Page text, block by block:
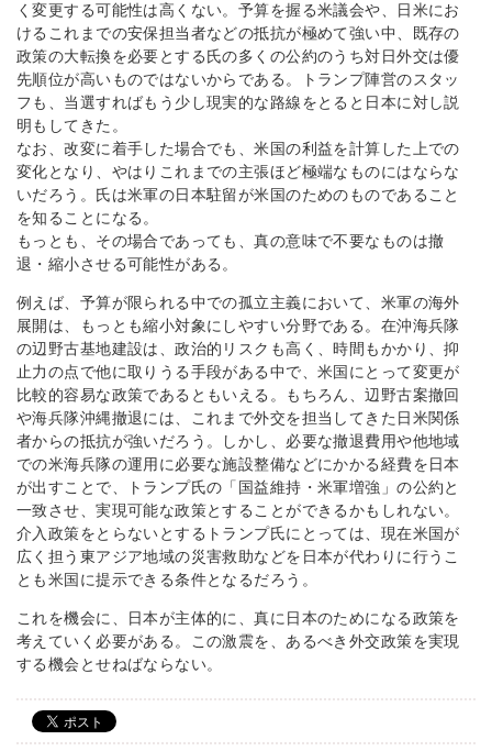
く変更する可能性は高くない。予算を握る米議会や、日米にお
けるこれまでの安保担当者などの抵抗が極めて強い中、既存の
政策の大転換を必要とする氏の多くの公約のうち対日外交は優
先順位が高いものではないからである。トランプ陣営のスタッ
フも、当選すればもう少し現実的な路線をとると日本に対し説
明もしてきた。
なお、改変に着手した場合でも、米国の利益を計算した上での
変化となり、やはりこれまでの主張ほど極端なものにはならな
いだろう。氏は米軍の日本駐留が米国のためのものであること
を知ることになる。
もっとも、その場合であっても、真の意味で不要なものは撤
退・縮小させる可能性がある。
例えば、予算が限られる中での孤立主義において、米軍の海外
展開は、もっとも縮小対象にしやすい分野である。在沖海兵隊
の辺野古基地建設は、政治的リスクも高く、時間もかかり、抑
止力の点で他に取りうる手段がある中で、米国にとって変更が
比較的容易な政策であるともいえる。もちろん、辺野古案撤回
や海兵隊沖縄撤退には、これまで外交を担当してきた日米関係
者からの抵抗が強いだろう。しかし、必要な撤退費用や他地域
での米海兵隊の運用に必要な施設整備などにかかる経費を日本
が出すことで、トランプ氏の「国益維持・米軍増強」の公約と
一致させ、実現可能な政策とすることができるかもしれない。
介入政策をとらないとするトランプ氏にとっては、現在米国が
広く担う東アジア地域の災害救助などを日本が代わりに行うこ
とも米国に提示できる条件となるだろう。
これを機会に、日本が主体的に、真に日本のためになる政策を
考えていく必要がある。この激震を、あるべき外交政策を実現
する機会とせねばならない。